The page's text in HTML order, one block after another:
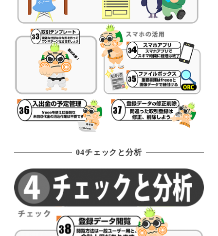
04チェックと分析